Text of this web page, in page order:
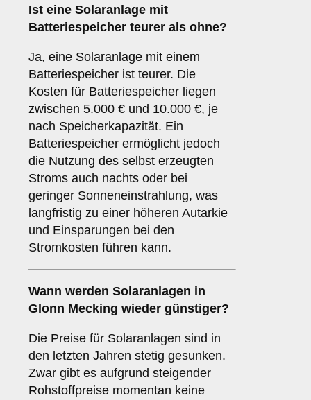
Ist eine Solaranlage mit
Batteriespeicher teurer als ohne?
Ja, eine Solaranlage mit einem
Batteriespeicher ist teurer. Die
Kosten für Batteriespeicher liegen
zwischen 5.000 € und 10.000 €, je
nach Speicherkapazität. Ein
Batteriespeicher ermöglicht jedoch
die Nutzung des selbst erzeugten
Stroms auch nachts oder bei
geringer Sonneneinstrahlung, was
langfristig zu einer höheren Autarkie
und Einsparungen bei den
Stromkosten führen kann.
Wann werden Solaranlagen in
Glonn Mecking wieder günstiger?
Die Preise für Solaranlagen sind in
den letzten Jahren stetig gesunken.
Zwar gibt es aufgrund steigender
Rohstoffpreise momentan keine